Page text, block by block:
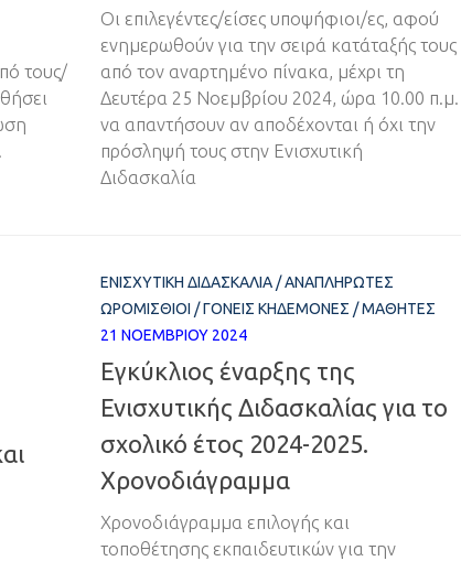
τους/
Οι επιλεγέντες/είσες υποψήφιοι/ες, αφού
ενημερωθούν για την σειρά κατάταξής τους
από τον αναρτημένο πίνακα, μέχρι τη
Δευτέρα 25 Νοεμβρίου 2024, ώρα 10.00 π.μ.
να απαντήσουν αν αποδέχονται ή όχι την
πρόσληψή τους στην Ενισχυτική
Διδασκαλία
ΕΝΙΣΧΥΤΙΚΉ ΔΙΔΑΣΚΑΛΊΑ /ΑΝΑΠΛΗΡΩΤΈΣ
ΩΡΟΜΊΣΘΙΟΙ /ΓΟΝΕΊΣ ΚΗΔΕΜΌΝΕΣ /ΜΑΘΗΤΈΣ
21 ΝΟΕΜΒΡΊΟΥ 2024
Εγκύκλιος έναρξης της
Ενισχυτικής Διδασκαλίας για το
σχολικό έτος 2024-2025.
Χρονοδιάγραμμα
Χρονοδιάγραμμα επιλογής και
τοποθέτησης εκπαιδευτικών για την